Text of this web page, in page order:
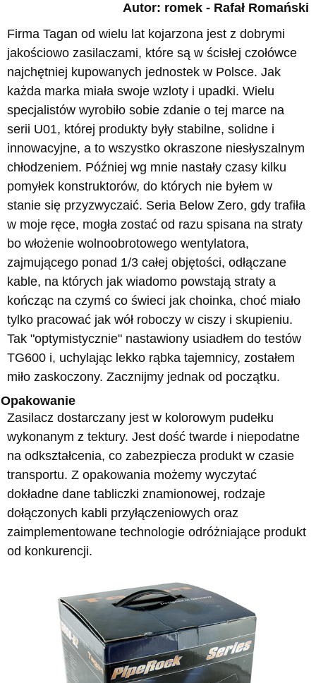
Autor: romek - Rafał Romański
Firma Tagan od wielu lat kojarzona jest z dobrymi
jakościowo zasilaczami, które są w ścisłej czołówce
najchętniej kupowanych jednostek w Polsce. Jak
każda marka miała swoje wzloty i upadki. Wielu
specjalistów wyrobiło sobie zdanie o tej marce na
serii U01, której produkty były stabilne, solidne i
innowacyjne, a to wszystko okraszone niesłyszalnym
chłodzeniem. Później wg mnie nastały czasy kilku
pomyłek konstruktorów, do których nie byłem w
stanie się przyzwyczaić. Seria Below Zero, gdy trafiła
w moje ręce, mogła zostać od razu spisana na straty
bo włożenie wolnoobrotowego wentylatora,
zajmującego ponad 1/3 całej objętości, odłączane
kable, na których jak wiadomo powstają straty a
kończąc na czymś co świeci jak choinka, choć miało
tylko pracować jak wół roboczy w ciszy i skupieniu.
Tak "optymistycznie" nastawiony usiadłem do testów
TG600 i, uchylając lekko rąbka tajemnicy, zostałem
miło zaskoczony. Zacznijmy jednak od początku.
Opakowanie
Zasilacz dostarczany jest w kolorowym pudełku
wykonanym z tektury. Jest dość twarde i niepodatne
na odkształcenia, co zabezpiecza produkt w czasie
transportu. Z opakowania możemy wyczytać
dokładne dane tabliczki znamionowej, rodzaje
dołączonych kabli przyłączeniowych oraz
zaimplementowane technologie odróżniające produkt
od konkurencji.